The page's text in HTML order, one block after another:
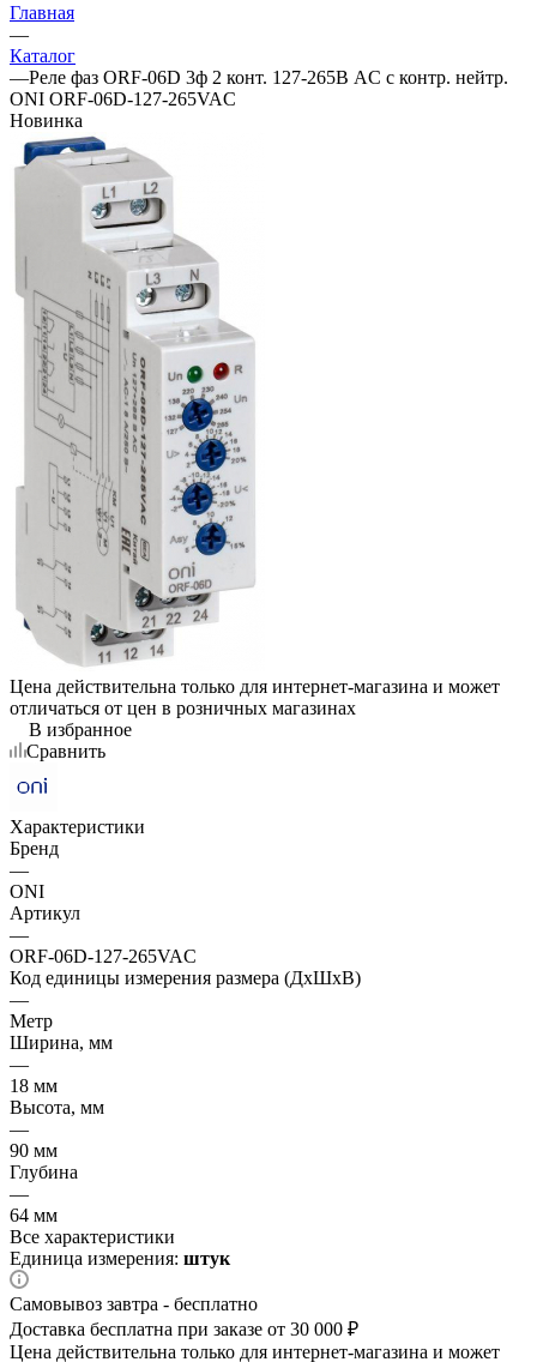
Главная
—
Каталог
—Реле фаз ORF-06D 3ф 2 конт. 127-265В AC с контр. нейтр.
ONI ORF-06D-127-265VAC
Новинка
Цена действительна только для интернет-магазина и может
отличаться от цен в розничных магазинах
В избранное
Сравнить
Характеристики
Бренд
—
ONI
Артикул
—
ORF-06D-127-265VAC
Код единицы измерения размера (ДхШхВ)
—
Метр
Ширина, мм
—
18 мм
Высота, мм
—
90 мм
Глубина
—
64 мм
Все характеристики
Единица измерения: штук
Самовывоз завтра - бесплатно
Доставка бесплатна при заказе от 30 000 ₽
Цена действительна только для интернет-магазина и может